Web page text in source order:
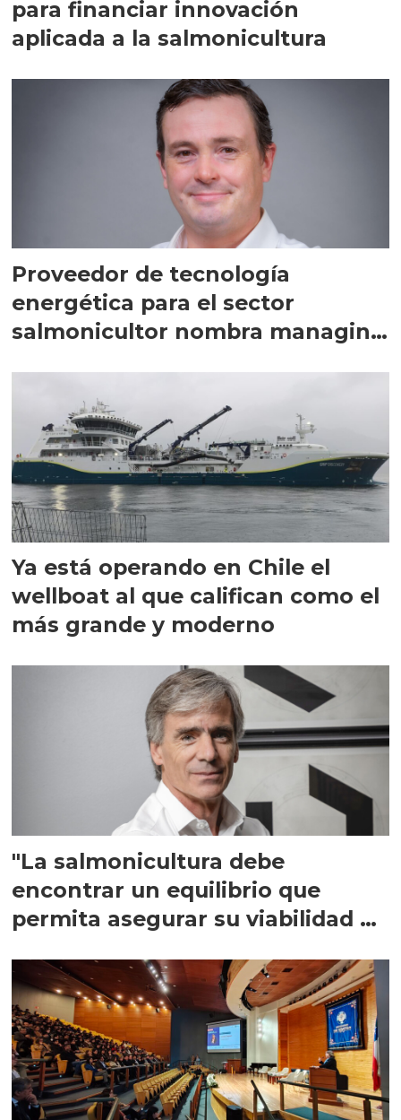
para financiar innovación
aplicada a la salmonicultura
Proveedor de tecnología
energética para el sector
salmonicultor nombra managing
Ya está operando en Chile el
wellboat al que califican como el
más grande y moderno
"La salmonicultura debe
encontrar un equilibrio que
permita asegurar su viabilidad de